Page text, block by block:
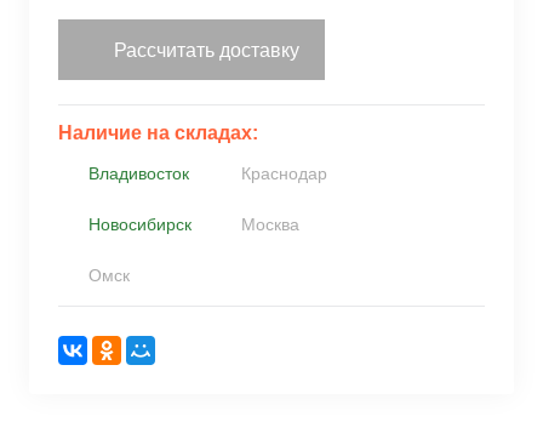
Рассчитать доставку
Наличие на складах:
Владивосток Краснодар
Новосибирск Москва
Омск